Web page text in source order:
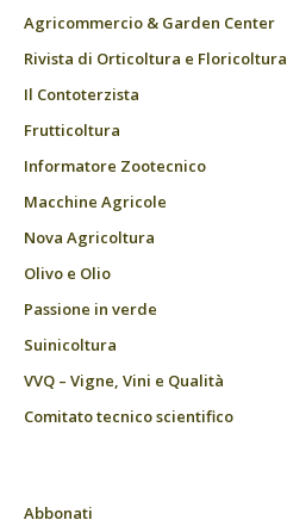
Agricommercio & Garden Center
Rivista di Orticoltura e Floricoltura
Il Contoterzista
Frutticoltura
Informatore Zootecnico
Macchine Agricole
Nova Agricoltura
Olivo e Olio
Passione in verde
Suinicoltura
VVQ – Vigne, Vini e Qualità
Comitato tecnico scientifico
Abbonati